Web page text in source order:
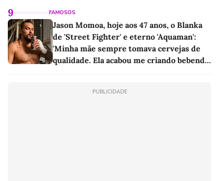
9 FAMOSOS
Jason Momoa, hoje aos 47 anos, o Blanka
de 'Street Fighter' e eterno 'Aquaman':
'Minha mãe sempre tomava cervejas de
qualidade. Ela acabou me criando bebendo
PUBLICIDADE